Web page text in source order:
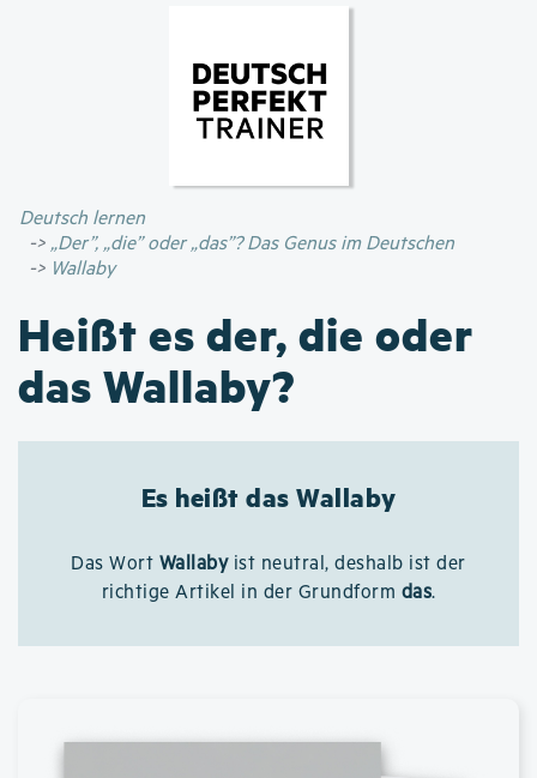
Inhalt
Deutsch lernen
„Der”, „die” oder „das”? Das Genus im Deutschen
Wallaby
Heißt es der, die oder
das Wallaby?
Es heißt das Wallaby
Das Wort Wallabyist neutral, deshalb ist der
richtige Artikel in der Grundform das.